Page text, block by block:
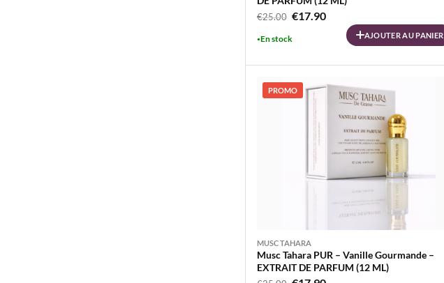
€25.00 Le
était :
€25.00.
€17.90Le
actuel
est :
€17.90.
En stock AJOUTER AU PANIER
PROMO
MUSC TAHARA
Musc Tahara PUR – Vanille Gourmande –
EXTRAIT DE PARFUM (12 ML)